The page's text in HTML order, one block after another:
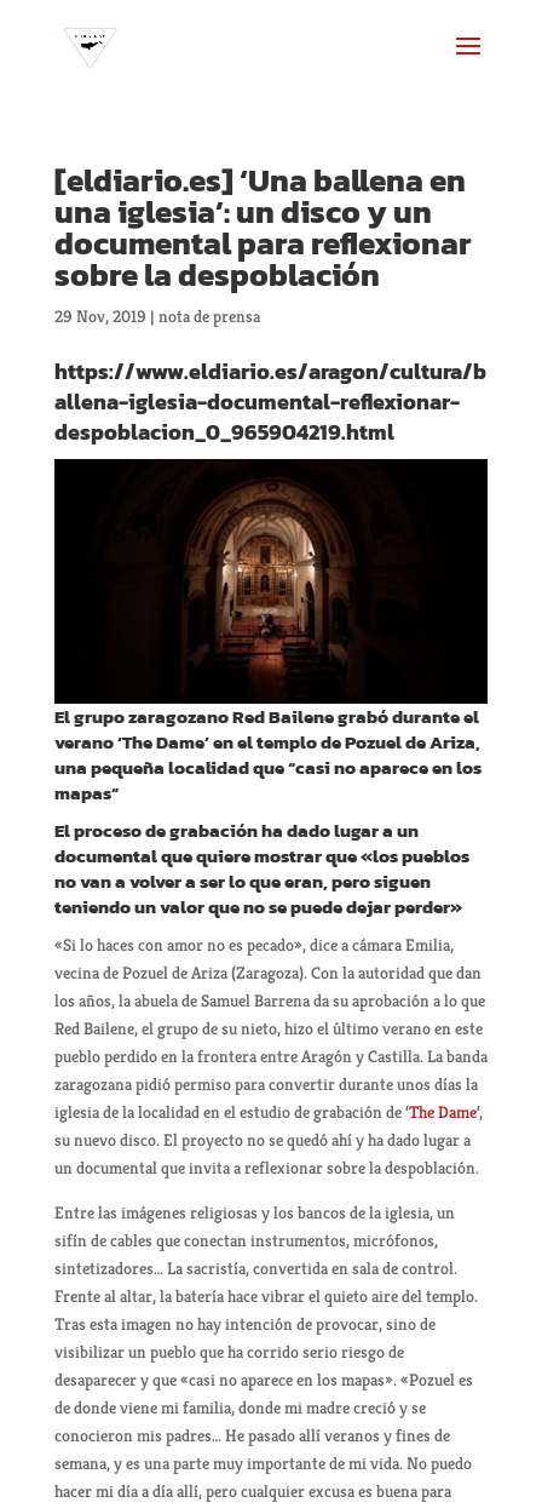
[eldiario.es] ‘Una ballena en
una iglesia’: un disco y un
documental para reflexionar
sobre la despoblación
29 Nov, 2019 | nota de prensa
https://www.eldiario.es/aragon/cultura/b
allena-iglesia-documental-reflexionar-
despoblacion_0_965904219.html
El grupo zaragozano Red Bailene grabó durante el
verano ‘The Dame’ en el templo de Pozuel de Ariza,
una pequeña localidad que “casi no aparece en los
mapas”
El proceso de grabación ha dado lugar a un
documental que quiere mostrar que «los pueblos
no van a volver a ser lo que eran, pero siguen
teniendo un valor que no se puede dejar perder»
«Si lo haces con amor no es pecado», dice a cámara Emilia,
vecina de Pozuel de Ariza (Zaragoza). Con la autoridad que dan
los años, la abuela de Samuel Barrena da su aprobación a lo que
Red Bailene, el grupo de su nieto, hizo el último verano en este
pueblo perdido en la frontera entre Aragón y Castilla. La banda
zaragozana pidió permiso para convertir durante unos días la
iglesia de la localidad en el estudio de grabación de ‘The Dame‘,
su nuevo disco. El proyecto no se quedó ahí y ha dado lugar a
un documental que invita a reflexionar sobre la despoblación.
Entre las imágenes religiosas y los bancos de la iglesia, un
sifín de cables que conectan instrumentos, micrófonos,
sintetizadores… La sacristía, convertida en sala de control.
Frente al altar, la batería hace vibrar el quieto aire del templo.
Tras esta imagen no hay intención de provocar, sino de
visibilizar un pueblo que ha corrido serio riesgo de
desaparecer y que «casi no aparece en los mapas». «Pozuel es
de donde viene mi familia, donde mi madre creció y se
conocieron mis padres… He pasado allí veranos y fines de
semana, y es una parte muy importante de mi vida. No puedo
hacer mi día a día allí, pero cualquier excusa es buena para